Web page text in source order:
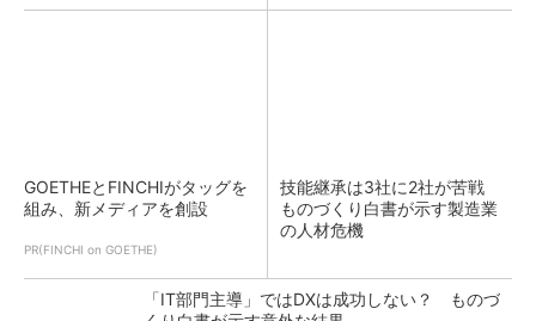
GOETHEとFINCHIがタッグを
組み、新メディアを創設
PR(FINCHI on GOETHE)
技能継承は3社に2社が苦戦
ものづくり白書が示す製造業
の人材危機
「IT部門主導」ではDXは成功しない？ ものづ